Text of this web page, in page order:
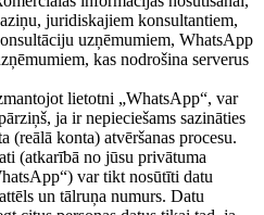
juridiskajiem konsultantiem,
uzņēmumiem, WhatsApp
kas nodrošina serverus
lietotni „WhatsApp“, var
ja ir nepieciešams sazināties
(reālā konta) atvēršanas procesu.
(atkarībā no jūsu privātuma
var tikt nosūtīti datu
un tālruņa numurs. Datu